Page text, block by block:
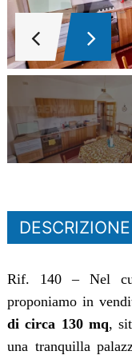
DESCRIZIONE
Rif. 140 – Nel
proponiamo in
di circa 130 mq,
una tranquilla